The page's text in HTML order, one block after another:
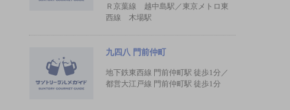
Ｒ京葉線 越中島駅／東京メトロ東
西線 木場駅
九四八 門前仲町
地下鉄東西線 門前仲町駅 徒歩1分／
都営大江戸線 門前仲町駅 徒歩1分